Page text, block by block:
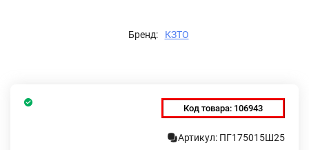
Бренд: КЗТО
Код товара: 106943
Артикул: ПГ175015Ш25